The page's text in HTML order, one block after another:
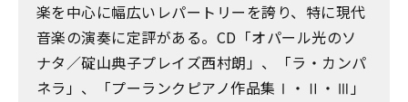
楽を中心に幅広いレパートリーを誇り、特に現代
音楽の演奏に定評がある。CD「オパール光のソ
ナタ／碇山典子プレイズ西村朗」、「ラ・カンパ
ネラ」、「プーランクピアノ作品集Ⅰ・Ⅱ・Ⅲ」